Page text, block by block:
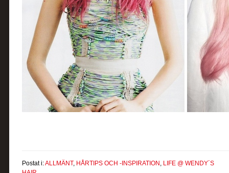
Postat i:ALLMÄNT, HÅRTIPS OCH -INSPIRATION , LIFE @ WENDY´S